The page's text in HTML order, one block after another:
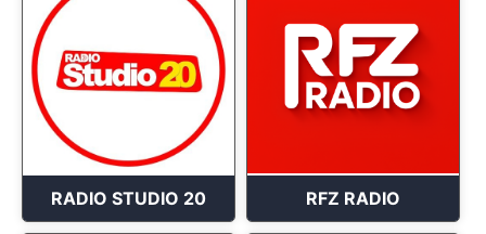
RADIO STUDIO 20 RFZ RADIO